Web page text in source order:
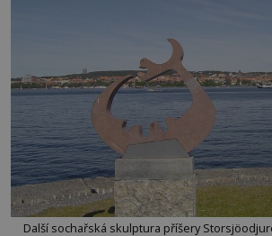
Další sochařská skulptura příšery